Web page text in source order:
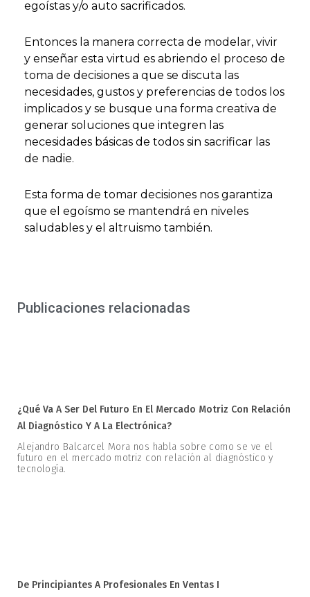
egoístas y/o auto sacrificados.
Entonces la manera correcta de modelar, vivir
y enseñar esta virtud es abriendo el proceso de
toma de decisiones a que se discuta las
necesidades, gustos y preferencias de todos los
implicados y se busque una forma creativa de
generar soluciones que integren las
necesidades básicas de todos sin sacrificar las
de nadie.
Esta forma de tomar decisiones nos garantiza
que el egoísmo se mantendrá en niveles
saludables y el altruismo también.
Publicaciones relacionadas
¿Qué Va A Ser Del Futuro En El Mercado Motriz Con Relación
Al Diagnóstico Y A La Electrónica?
Alejandro Balcarcel Mora nos habla sobre como se ve el
futuro en el mercado motriz con relación al diagnóstico y
tecnología.
De Principiantes A Profesionales En Ventas I